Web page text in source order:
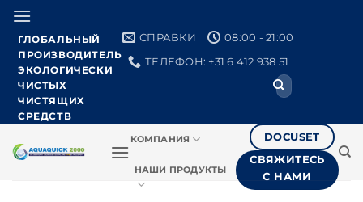
Skip
content
ГЛОБАЛЬНЫЙ
ПРОИЗВОДИТЕЛЬ
ЭКОЛОГИЧЕСКИ
ЧИСТЫХ
ЧИСТЯЩИХ
СРЕДСТВ
СПРАВКИ
08:00 - 21:00
ТЕЛЕФОН: +31 6 412 938 51
Поиск:
КОМПАНИЯ
НАШИ ПРОДУКТЫ
DOCUSET
СВЯЖИТЕСЬ
С НАМИ